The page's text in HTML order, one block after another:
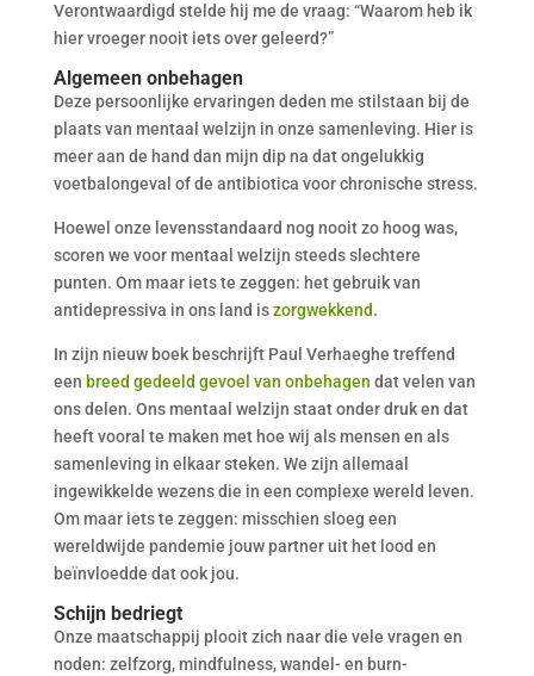
Verontwaardigd stelde hij me de vraag: “Waarom heb ik
hier vroeger nooit iets over geleerd?”
Algemeen onbehagen
Deze persoonlijke ervaringen deden me stilstaan bij de
plaats van mentaal welzijn in onze samenleving. Hier is
meer aan de hand dan mijn dip na dat ongelukkig
voetbalongeval of de antibiotica voor chronische stress.
Hoewel onze levensstandaard nog nooit zo hoog was,
scoren we voor mentaal welzijn steeds slechtere
punten. Om maar iets te zeggen: het gebruik van
antidepressiva in ons land iszorgwekkend.
In zijn nieuw boek beschrijft Paul Verhaeghe treffend
een breed gedeeld gevoel van onbehagen dat velen van
ons delen. Ons mentaal welzijn staat onder druk en dat
heeft vooral te maken met hoe wij als mensen en als
samenleving in elkaar steken. We zijn allemaal
ingewikkelde wezens die in een complexe wereld leven.
Om maar iets te zeggen: misschien sloeg een
wereldwijde pandemie jouw partner uit het lood en
beïnvloedde dat ook jou.
Schijn bedriegt
Onze maatschappij plooit zich naar die vele vragen en
noden: zelfzorg, mindfulness, wandel- en burn-